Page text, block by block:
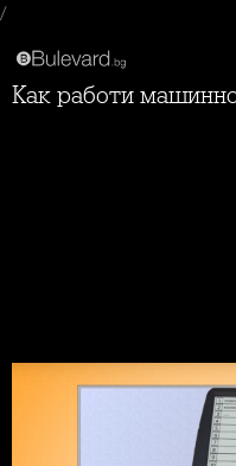
/
Как работи